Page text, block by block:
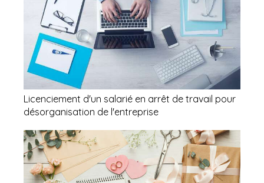
Licenciement d'un salarié en arrêt de travail pour
désorganisation de l'entreprise